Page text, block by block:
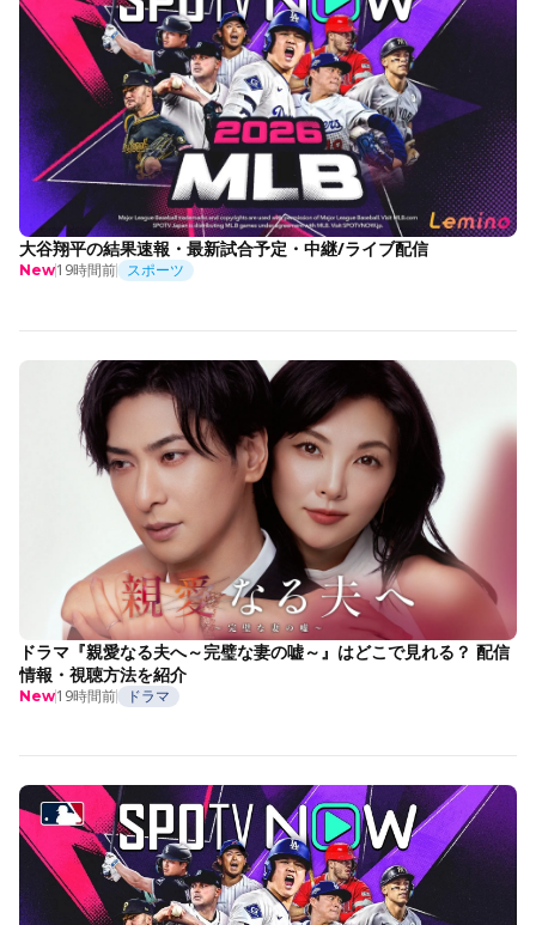
大谷翔平の結果速報・最新試合予定・中継/ライブ配信
New19時間前 スポーツ
ドラマ『親愛なる夫へ～完璧な妻の嘘～』はどこで見れる？ 配信
情報・視聴方法を紹介
New19時間前 ドラマ